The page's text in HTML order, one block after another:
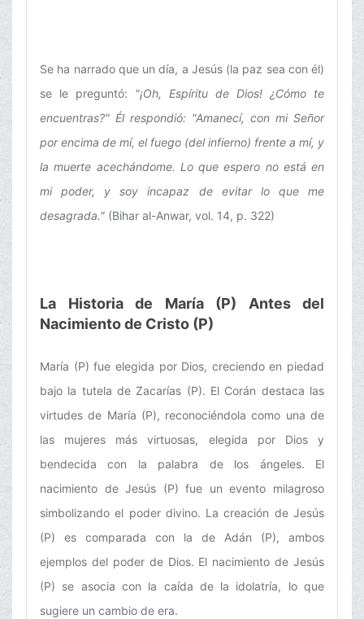
Se ha narrado que un día, a Jesús (la paz sea con él)
se le preguntó: "¡Oh, Espíritu de Dios! ¿Cómo te
encuentras?" Él respondió: "Amanecí, con mi Señor
por encima de mí, el fuego (del infierno) frente a mí, y
la muerte acechándome. Lo que espero no está en
mi poder, y soy incapaz de evitar lo que me
desagrada." (Bihar al-Anwar, vol. 14, p. 322)
La Historia de María (P) Antes del
Nacimiento de Cristo (P)
María (P) fue elegida por Dios, creciendo en piedad
bajo la tutela de Zacarías (P). El Corán destaca las
virtudes de María (P), reconociéndola como una de
las mujeres más virtuosas, elegida por Dios y
bendecida con la palabra de los ángeles. El
nacimiento de Jesús (P) fue un evento milagroso
simbolizando el poder divino. La creación de Jesús
(P) es comparada con la de Adán (P), ambos
ejemplos del poder de Dios. El nacimiento de Jesús
(P) se asocia con la caída de la idolatría, lo que
sugiere un cambio de era.